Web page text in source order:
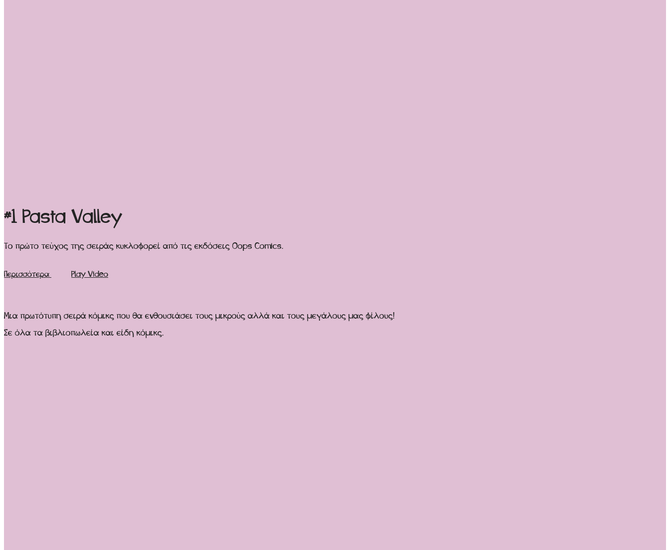
#1 Pasta Valley
Το πρώτο τεύχος της σειράς κυκλοφορεί από τις εκδόσεις Oops Comics.
Περισσότερα Play Video
Μια πρωτότυπη σειρά κόμικς που θα ενθουσιάσει τους μικρούς αλλά και τους μεγάλους μας φίλους!
Σε όλα τα βιβλιοπωλεία και είδη κόμικς.